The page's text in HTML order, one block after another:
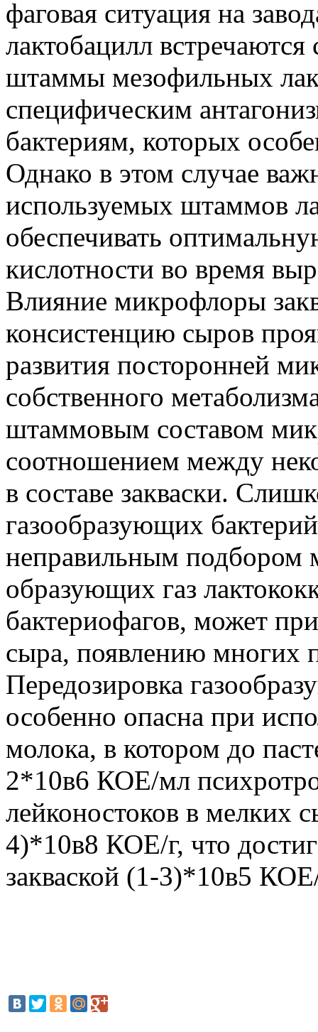
фаговая ситуация на
лактобацилл
штаммы мезофильных
специфическим
бактериям, которых
Однако в этом случае
используемых штаммов
обеспечивать
кислотности во время
Влияние микрофлоры
консистенцию сыров
развития посторонней
собственного
штаммовым составом
соотношением между
в составе закваски.
газообразующих
неправильным подбором
образующих газ
бактериофагов, может
сыра, появлению многих
Передозировка
особенно опасна при
молока, в котором до
2*10в6 КОЕ/мл
лейконостоков в мелких
4)*10в8 КОЕ/г, что
закваской (1-3)*10в5